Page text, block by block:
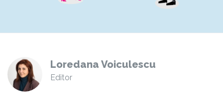
Loredana Voiculescu
Editor